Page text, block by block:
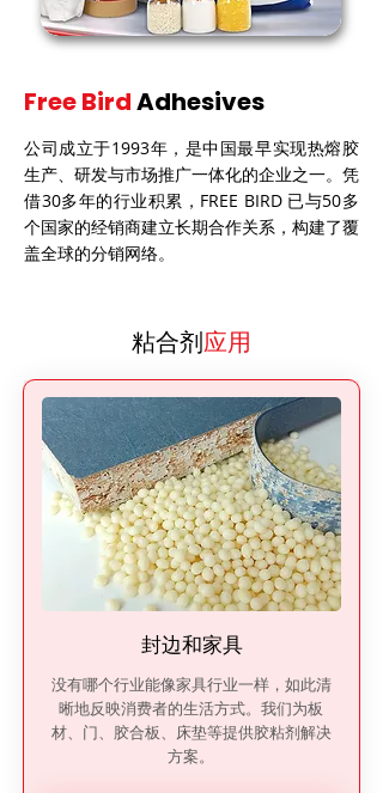
Free BirdAdhesives
公司成立于1993年，是中国最早实现热熔胶
生产、研发与市场推广一体化的企业之一。凭
借30多年的行业积累，FREE BIRD 已与50多
个国家的经销商建立长期合作关系，构建了覆
盖全球的分销网络。
粘合剂应用
封边和家具
没有哪个行业能像家具行业一样，如此清
晰地反映消费者的生活方式。我们为板
材、门、胶合板、床垫等提供胶粘剂解决
方案。